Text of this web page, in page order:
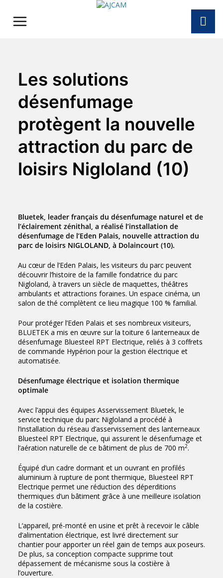
content
Les solutions
désenfumage
protègent la nouvelle
attraction du parc de
loisirs Nigloland (10)
Bluetek, leader français du désenfumage naturel et de
l’éclairement zénithal, a réalisé l’installation de
désenfumage de l’Eden Palais, nouvelle attraction du
parc de loisirs NIGLOLAND, à Dolaincourt (10).
Au cœur de l’Eden Palais, les visiteurs du parc peuvent
découvrir l’histoire de la famille fondatrice du parc
Nigloland, à travers un siècle de maquettes, théâtres
ambulants et attractions foraines. Un espace cinéma, un
salon de thé complètent ce lieu magique 100 % familial.
Pour protéger l’Eden Palais et ses nombreux visiteurs,
BLUETEK a mis en œuvre sur la toiture 6 lanterneaux de
désenfumage Bluesteel RPT Electrique, reliés à 3 coffrets
de commande Hypérion pour la gestion électrique et
automatisée.
Désenfumage électrique et isolation thermique
optimale
Avec l’appui des équipes Asservissement Bluetek, le
service technique du parc Nigloland a procédé à
l’installation du réseau d’asservissement des lanterneaux
Bluesteel RPT Electrique, qui assurent le désenfumage et
l’aération naturelle de ce bâtiment de plus de 700 m2.
Équipé d’un cadre dormant et un ouvrant en profilés
aluminium à rupture de pont thermique, Bluesteel RPT
Electrique permet une réduction des déperditions
thermiques d’un bâtiment grâce à une meilleure isolation
de la costière.
L’appareil, pré-monté en usine et prêt à recevoir le câble
d’alimentation électrique, est livré directement sur
chantier pour apporter un réel gain de temps aux poseurs.
De plus, sa conception compacte supprime tout
dépassement de mécanisme sous la costière à
l’ouverture.